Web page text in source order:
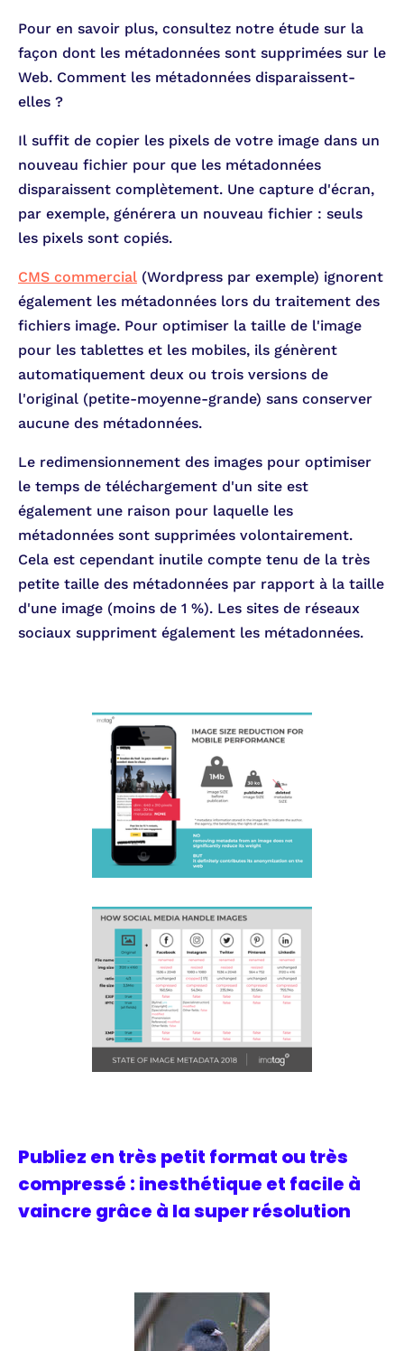
Pour en savoir plus, consultez notre étude sur la
façon dont les métadonnées sont supprimées sur le
Web. Comment les métadonnées disparaissent-
elles ?
Il suffit de copier les pixels de votre image dans un
nouveau fichier pour que les métadonnées
disparaissent complètement. Une capture d'écran,
par exemple, générera un nouveau fichier : seuls
les pixels sont copiés.
CMS commercial (Wordpress par exemple) ignorent
également les métadonnées lors du traitement des
fichiers image. Pour optimiser la taille de l'image
pour les tablettes et les mobiles, ils génèrent
automatiquement deux ou trois versions de
l'original (petite-moyenne-grande) sans conserver
aucune des métadonnées.
Le redimensionnement des images pour optimiser
le temps de téléchargement d'un site est
également une raison pour laquelle les
métadonnées sont supprimées volontairement.
Cela est cependant inutile compte tenu de la très
petite taille des métadonnées par rapport à la taille
d'une image (moins de 1 %). Les sites de réseaux
sociaux suppriment également les métadonnées.
Publiez en très petit format ou très
compressé : inesthétique et facile à
vaincre grâce à la super résolution